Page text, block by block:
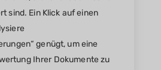
sind. Ein Klick auf einen
genügt, um eine
Ihrer Dokumente zu